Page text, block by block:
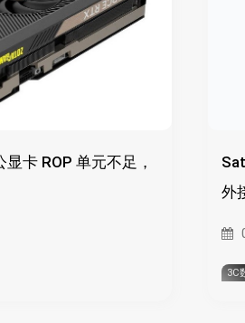
卡 ROP 单元不足，
外
3C